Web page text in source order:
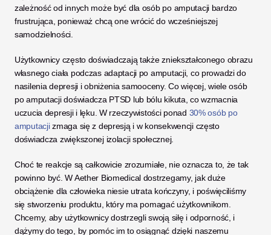
zależność od innych może być dla osób po amputacji bardzo
frustrująca, ponieważ chcą one wrócić do wcześniejszej
samodzielności.
Użytkownicy często doświadczają także zniekształconego obrazu
własnego ciała podczas adaptacji po amputacji, co prowadzi do
nasilenia depresji i obniżenia samooceny. Co więcej, wiele osób
po amputacji doświadcza PTSD lub bólu kikuta, co wzmacnia
uczucia depresji i lęku. W rzeczywistości ponad 30% osób po
amputacji zmaga się z depresją i w konsekwencji często
doświadcza zwiększonej izolacji społecznej.
Choć te reakcje są całkowicie zrozumiałe, nie oznacza to, że tak
powinno być. W Aether Biomedical dostrzegamy, jak duże
obciążenie dla człowieka niesie utrata kończyny, i poświęciliśmy
się stworzeniu produktu, który ma pomagać użytkownikom.
Chcemy, aby użytkownicy dostrzegli swoją siłę i odporność, i
dążymy do tego, by pomóc im to osiągnąć dzięki naszemu